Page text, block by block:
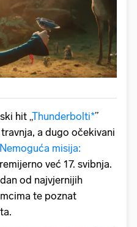
hit „Thunderbolti*”
a dugo očekivani
Nemoguća misija:
već 17. svibnja.
od najvjernijih
te poznat